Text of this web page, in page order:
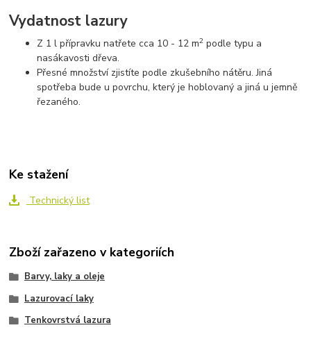
Vydatnost lazury
Z 1 l přípravku natřete cca 10 - 12 m2 podle typu a
nasákavosti dřeva.
Přesné množství zjistíte podle zkušebního nátěru. Jiná
spotřeba bude u povrchu, který je hoblovaný a jiná u jemně
řezaného.
Ke stažení
Technický list
Zboží zařazeno v kategoriích
Barvy, laky a oleje
Lazurovací laky
Tenkovrstvá lazura